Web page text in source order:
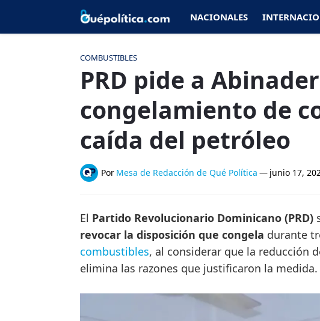
NACIONALES
COMBUSTIBLES
PRD pide a
congelamiento de
caída del petróleo
Por Mesa de Redacción de Qué Política — junio 17,
El Partido Revolucionario Dominicano (PRD)
revocar la disposición que congela durante
combustibles, al considerar que la reducción
elimina las razones que justificaron la medida.